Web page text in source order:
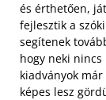
és érthetően,
fejlesztik a
segítenek
hogy neki nincs
kiadványok
képes lesz